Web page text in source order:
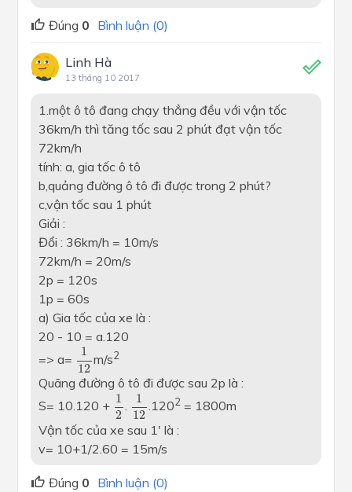
Đúng 0 Bình luận (0)
Linh Hà
13 tháng 10 2017
1.một ô tô đang chạy thẳng đều với vận tốc
36km/h thì tăng tốc sau 2 phút đạt vận tốc
72km/h
tính: a, gia tốc ô tô
b,quảng đường ô tô đi được trong 2 phút?
c,vận tốc sau 1 phút
Giải :
Đổi : 36km/h = 10m/s
72km/h = 20m/s
2p = 120s
1p = 60s
a) Gia tốc của xe là :
20 - 10 = a.120
=> a=
1
12
112
m/s2
Quãng đường ô tô đi được sau 2p là :
S= 10.120 + 1
2
1
.
1
12
112
.1202= 1800m
Vận tốc của xe sau 1' là :
v= 10+1/2.60 = 15m/s
Đúng 0 Bình luận (0)